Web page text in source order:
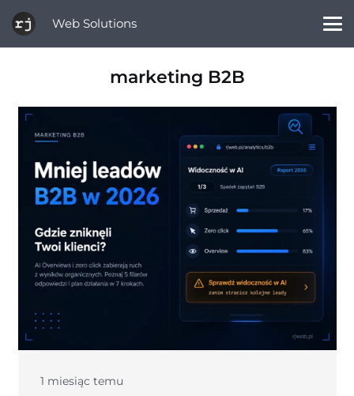
Web Solutions
marketing B2B
1 miesiąc temu